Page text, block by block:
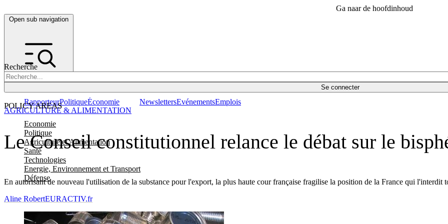
Ga naar de hoofdinhoud
Open sub navigation
Recherche
Se connecter
POLICY AREAS
Economie
Politique
Agriculture et Alimentation
Santé
Technologies
Energie, Environnement et Transport
Défense
RapporteurPolitiqueÉconomie NewslettersEvénementsEmplois
Le Conseil constitutionnel relance le débat sur le
En autorisant de nouveau l'utilisation de la substance pour l'export, la plus haute cour française fragilise la position de la France qui l'interdit
AGRICULTURE & ALIMENTATION
Aline RobertEURACTIV.fr